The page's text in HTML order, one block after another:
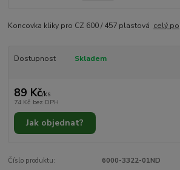
Koncovka kliky pro CZ 600 / 457 plastová celý
Dostupnost Skladem
89 Kč/ks
74 Kč bez DPH
Jak objednat?
Číslo produktu: 6000-3322-01ND